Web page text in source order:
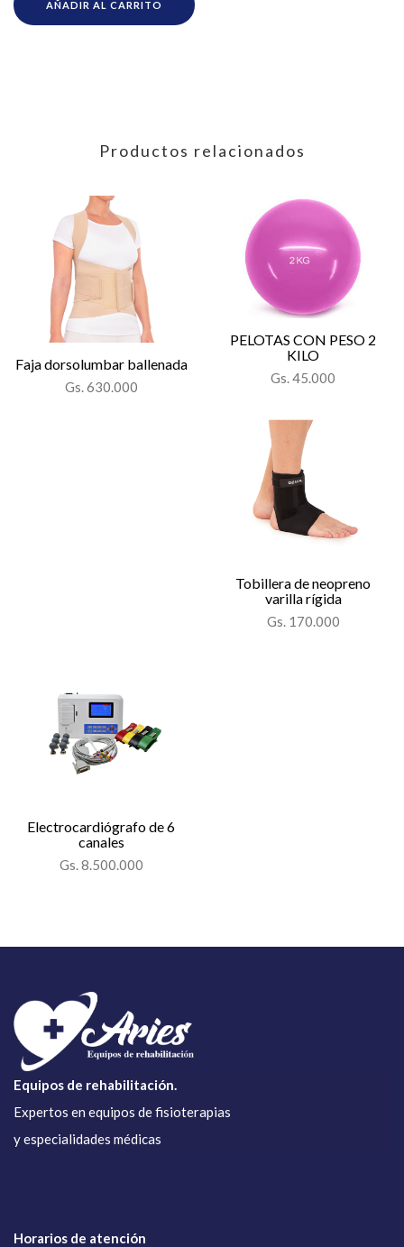
AÑADIR AL CARRITO
Productos relacionados
Faja dorsolumbar ballenada
Gs. 630.000
PELOTAS CON PESO 2
KILO
Gs. 45.000
Tobillera de neopreno
varilla rígida
Gs. 170.000
Electrocardiógrafo de 6
canales
Gs. 8.500.000
Equipos de rehabilitación.
Expertos en equipos de fisioterapias
y especialidades médicas
Horarios de atención